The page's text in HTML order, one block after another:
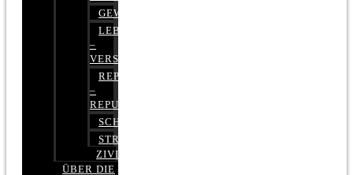
GEWERBERECHT
LEBENSVERSICHERUNG
–
VERSICHERUNGSRECHT
REPUTATIONSRECHT
–
REPUTATIONSMANAGEMENT
SCHUFARECHT
STRAFRECHT
ZIVILRECHT
ÜBER DIE